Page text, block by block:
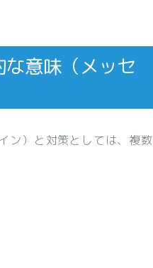
意味（メッセ
ン）と対策としては、複数